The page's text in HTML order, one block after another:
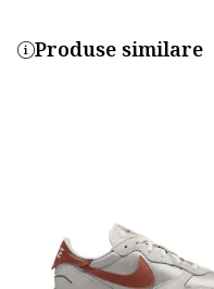
Produse similare